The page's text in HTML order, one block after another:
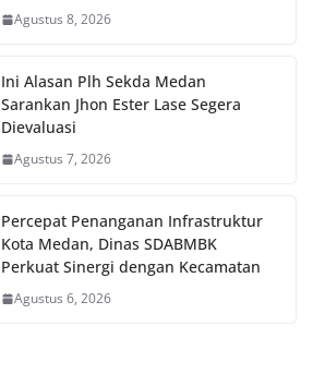
Agustus 8, 2026
Ini Alasan Plh Sekda Medan
Sarankan Jhon Ester Lase Segera
Dievaluasi
Agustus 7, 2026
Percepat Penanganan Infrastruktur
Kota Medan, Dinas SDABMBK
Perkuat Sinergi dengan Kecamatan
Agustus 6, 2026